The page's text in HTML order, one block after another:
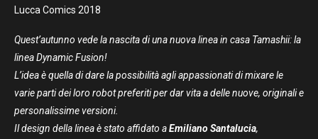
Lucca Comics 2018
Quest’autunno vede la nascita di una nuova linea in casa Tamashii: la
linea Dynamic Fusion!
L’idea è quella di dare la possibilità agli appassionati di mixare le
varie parti dei loro robot preferiti per dar vita a delle nuove, originali e
personalissime versioni.
Il design della linea è stato affidato aEmiliano Santalucia,